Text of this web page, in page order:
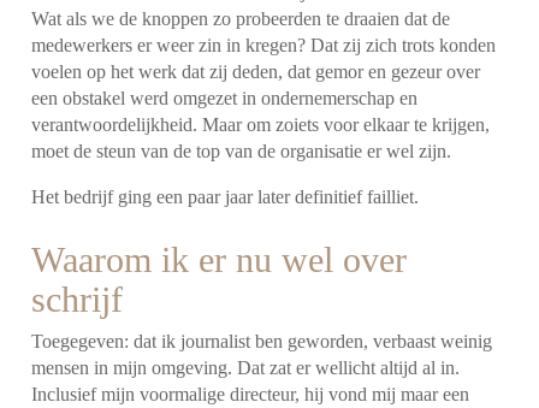
Wat als we de knoppen zo probeerden te draaien dat de
medewerkers er weer zin in kregen? Dat zij zich trots konden
voelen op het werk dat zij deden, dat gemor en gezeur over
een obstakel werd omgezet in ondernemerschap en
verantwoordelijkheid. Maar om zoiets voor elkaar te krijgen,
moet de steun van de top van de organisatie er wel zijn.
Het bedrijf ging een paar jaar later definitief failliet.
Waarom ik er nu wel over
schrijf
Toegegeven: dat ik journalist ben geworden, verbaast weinig
mensen in mijn omgeving. Dat zat er wellicht altijd al in.
Inclusief mijn voormalige directeur, hij vond mij maar een